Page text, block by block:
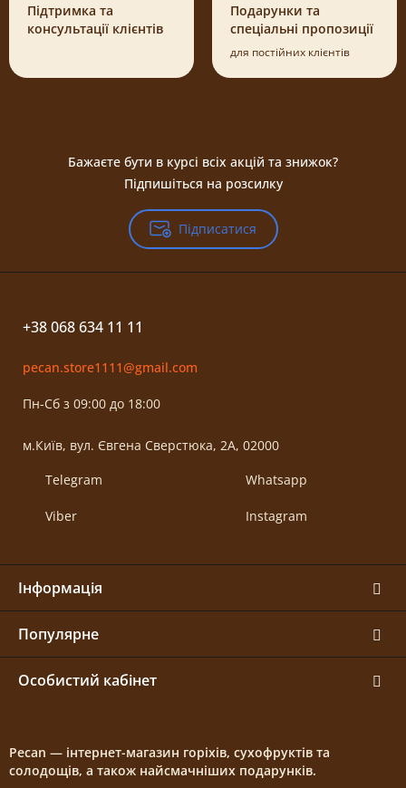
Підтримка та
консультації клієнтів
Подарунки та
спеціальні пропозиції
для постійних клієнтів
Бажаєте бути в курсі всіх акцій та знижок?
Підпишіться на розсилку
Підписатися
+38 068 634 11 11
pecan.store1111@gmail.com
Пн-Сб з 09:00 до 18:00
м.Київ, вул. Євгена Сверстюка, 2А, 02000
Telegram
Viber
Whatsapp
Instagram
Інформація
Популярне
Особистий кабінет
Pecan — інтернет-магазин горіхів, сухофруктів та
солодощів, а також найсмачніших подарунків.